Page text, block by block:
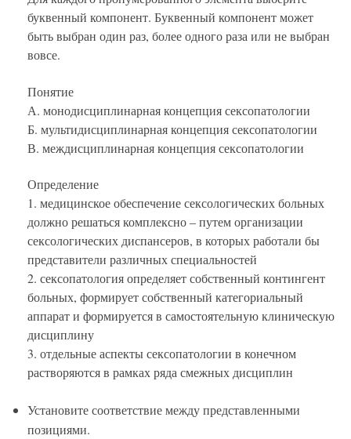
буквенный компонент. Буквенный компонент может
быть выбран один раз, более одного раза или не выбран
вовсе.
Понятие
А. монодисциплинарная концепция сексопатологии
Б. мультидисциплинарная концепция сексопатологии
В. междисциплинарная концепция сексопатологии
Определение
1. медицинское обеспечение сексологических больных
должно решаться комплексно – путем организации
сексологических диспансеров, в которых работали бы
представители различных специальностей
2. сексопатология определяет собственный контингент
больных, формирует собственный категориальный
аппарат и формируется в самостоятельную клиническую
дисциплину
3. отдельные аспекты сексопатологии в конечном
растворяются в рамках ряда смежных дисциплин
Установите соответствие между представленными
позициями.